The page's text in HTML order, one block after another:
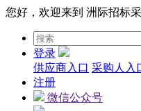
您好，欢迎来到 洲际招标
登录
供应商入口 采购人入
注册
微信公众号